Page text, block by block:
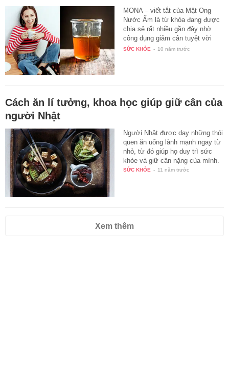
MONA – viết tắt của Mật Ong
Nước Ấm là từ khóa đang được
chia sẻ rất nhiều gần đây nhờ
công dụng giảm cân tuyệt vời
và…
SỨC KHỎE - 10 năm trước
Cách ăn lí tưởng, khoa học giúp giữ cân của
người Nhật
Người Nhật được dạy những thói
quen ăn uống lành mạnh ngay từ
nhỏ, từ đó giúp họ duy trì sức
khỏe và giữ cân nặng của mình.
SỨC KHỎE - 11 năm trước
Xem thêm